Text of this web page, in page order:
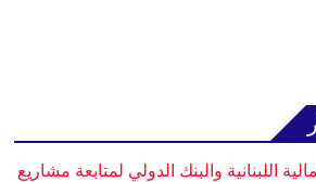
اللبنانية والبنك الدولي لمتابعة مشاريع